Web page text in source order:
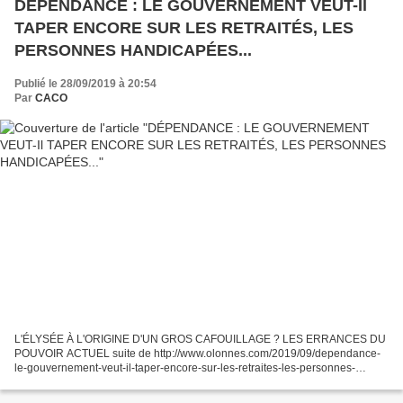
DÉPENDANCE : LE GOUVERNEMENT VEUT-Il
TAPER ENCORE SUR LES RETRAITÉS, LES
PERSONNES HANDICAPÉES...
Publié le 28/09/2019 à 20:54
Par CACO
L'ÉLYSÉE À L'ORIGINE D'UN GROS CAFOUILLAGE ? LES ERRANCES DU
POUVOIR ACTUEL suite de http://www.olonnes.com/2019/09/dependance-
le-gouvernement-veut-il-taper-encore-sur-les-retraites-les-personnes-